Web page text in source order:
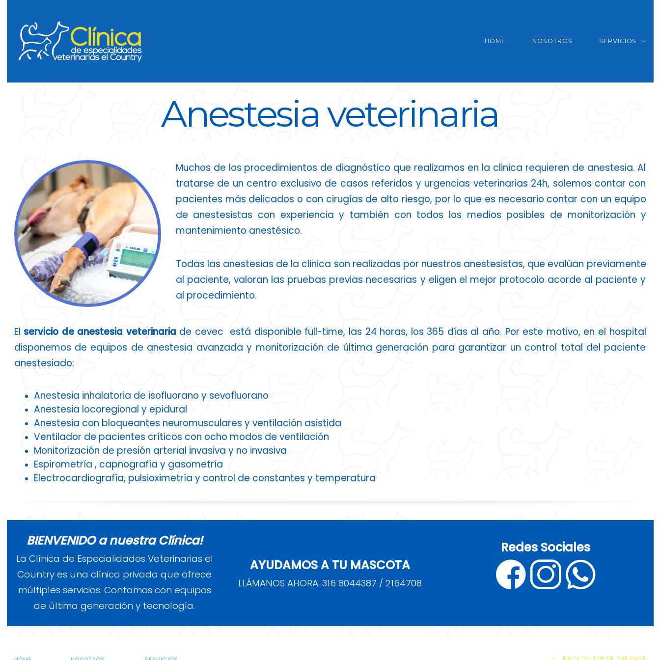
HOME NOSOTROS SERVICIOS
Anestesia veterinaria
Muchos de los procedimientos de diagnóstico que realizamos en la clinica requieren de anestesia. Al
tratarse de un centro exclusivo de casos referidos y urgencias veterinarias 24h, solemos contar con
pacientes más delicados o con cirugías de alto riesgo, por lo que es necesario contar con un equipo
de anestesistas con experiencia y también con todos los medios posibles de monitorización y
mantenimiento anestésico.
Todas las anestesias de la clinica son realizadas por nuestros anestesistas, que evalúan previamente
al paciente, valoran las pruebas previas necesarias y eligen el mejor protocolo acorde al paciente y
al procedimiento.
El servicio de anestesia veterinaria de cevec está disponible full-time, las 24 horas, los 365 días al año. Por este motivo, en el hospital
disponemos de equipos de anestesia avanzada y monitorización de última generación para garantizar un control total del paciente
anestesiado:
Anestesia inhalatoria de isofluorano y sevofluorano
Anestesia locoregional y epidural
Anestesia con bloqueantes neuromusculares y ventilación asistida
Ventilador de pacientes críticos con ocho modos de ventilación
Monitorización de presión arterial invasiva y no invasiva
Espirometría , capnografía y gasometría
Electrocardiografía, pulsioximetría y control de constantes y temperatura
BIENVENIDO a nuestra Clínica!
La Clínica de Especialidades Veterinarias el
Country es una clínica privada que ofrece
múltiples servicios. Contamos con equipos
de última generación y tecnología.
AYUDAMOS A TU MASCOTA
LLÁMANOS AHORA: 316 8044387 / 2164708
Redes Sociales